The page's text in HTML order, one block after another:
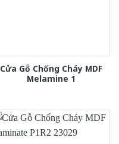
Cửa Gỗ Chống Cháy MDF
Melamine 1